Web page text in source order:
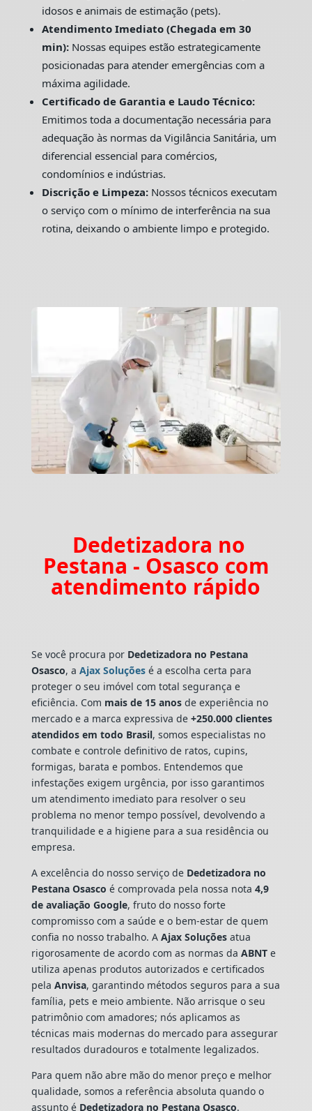
idosos e animais de estimação (pets).
Atendimento Imediato (Chegada em 30
min):Nossas equipes estão estrategicamente
posicionadas para atender emergências com a
máxima agilidade.
Certificado de Garantia e Laudo Técnico:
Emitimos toda a documentação necessária para
adequação às normas da Vigilância Sanitária, um
diferencial essencial para comércios,
condomínios e indústrias.
Discrição e Limpeza:Nossos técnicos executam
o serviço com o mínimo de interferência na sua
rotina, deixando o ambiente limpo e protegido.
Dedetizadora no
Pestana - Osasco com
atendimento rápido
Se você procura por Dedetizadora no Pestana
Osasco, a Ajax Soluçõesé a escolha certa para
proteger o seu imóvel com total segurança e
eficiência. Com mais de 15 anosde experiência no
mercado e a marca expressiva de+250.000 clientes
atendidos em todo Brasil, somos especialistas no
combate e controle definitivo de ratos, cupins,
formigas, barata e pombos. Entendemos que
infestações exigem urgência, por isso garantimos
um atendimento imediato para resolver o seu
problema no menor tempo possível, devolvendo a
tranquilidade e a higiene para a sua residência ou
empresa.
A excelência do nosso serviço de Dedetizadora no
Pestana Osasco é comprovada pela nossa nota 4,9
de avaliação Google, fruto do nosso forte
compromisso com a saúde e o bem-estar de quem
confia no nosso trabalho. A Ajax Soluçõesatua
rigorosamente de acordo com as normas da ABNTe
utiliza apenas produtos autorizados e certificados
pela Anvisa, garantindo métodos seguros para a sua
família, pets e meio ambiente. Não arrisque o seu
patrimônio com amadores; nós aplicamos as
técnicas mais modernas do mercado para assegurar
resultados duradouros e totalmente legalizados.
Para quem não abre mão do menor preço e melhor
qualidade, somos a referência absoluta quando o
assunto é Dedetizadora no Pestana Osasco.